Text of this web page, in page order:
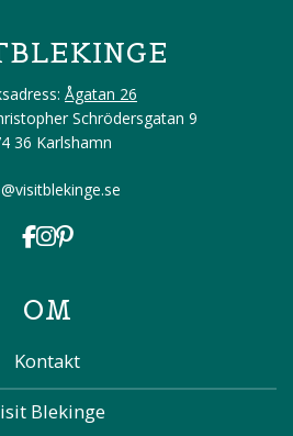
Ågatan 26
Schrödersgatan 9
36 Karlshamn
OM
Kontakt
Blekinge